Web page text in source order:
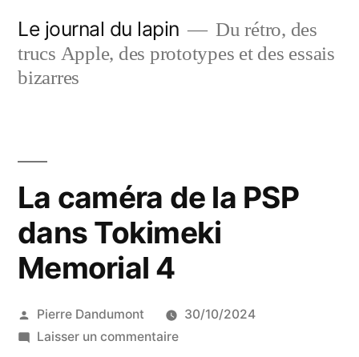
contenu
Le journal du lapin
Du rétro, des
trucs Apple, des prototypes et des essais
bizarres
La caméra de la PSP
dans Tokimeki
Memorial 4
Publié
par
Pierre Dandumont
30/10/2024
Laisser un commentairesur